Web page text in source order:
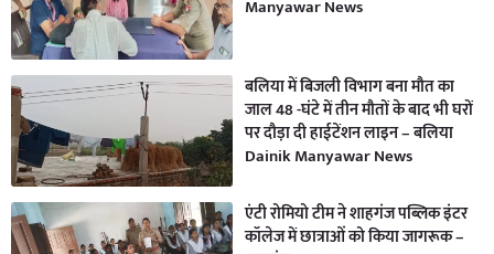
Manyawar News
बलिया में बिजली विभाग बना मौत का
जाल 48 -घंटे में तीन मौतों के बाद भी घरों
पर दौड़ा दी हाईटेंशन लाइन – बलिया
Dainik Manyawar News
एंटी रोमियो टीम ने शाहगंज पब्लिक इंटर
कॉलेज में छात्राओं को किया जागरूक –